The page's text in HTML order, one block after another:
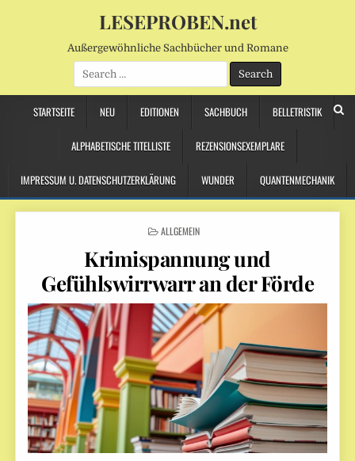
LESEPROBEN.net
Außergewöhnliche Sachbücher und Romane
Search
for:
STARTSEITE NEU EDITIONEN SACHBUCH BELLETRISTIK
ALPHABETISCHE TITELLISTE REZENSIONSEXEMPLARE
IMPRESSUM U. DATENSCHUTZERKLÄRUNG WUNDER QUANTENMECHANIK
POSTED
ALLGEMEIN
Krimispannung und
Gefühlswirrwarr an der Förde